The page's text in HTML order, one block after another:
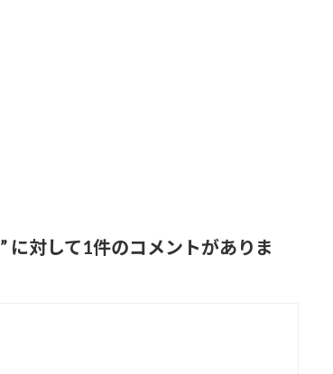
” に対して1件のコメントがありま